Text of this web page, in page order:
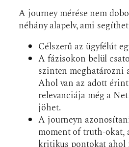
A journey mérése nem
néhány alapelv, ami
Célszerű az ügyfélút
A fázisokon belül
szinten meghatározni
Ahol van az adott
relevanciája még a
jöhet.
A journeyn
moment of truth-okat,